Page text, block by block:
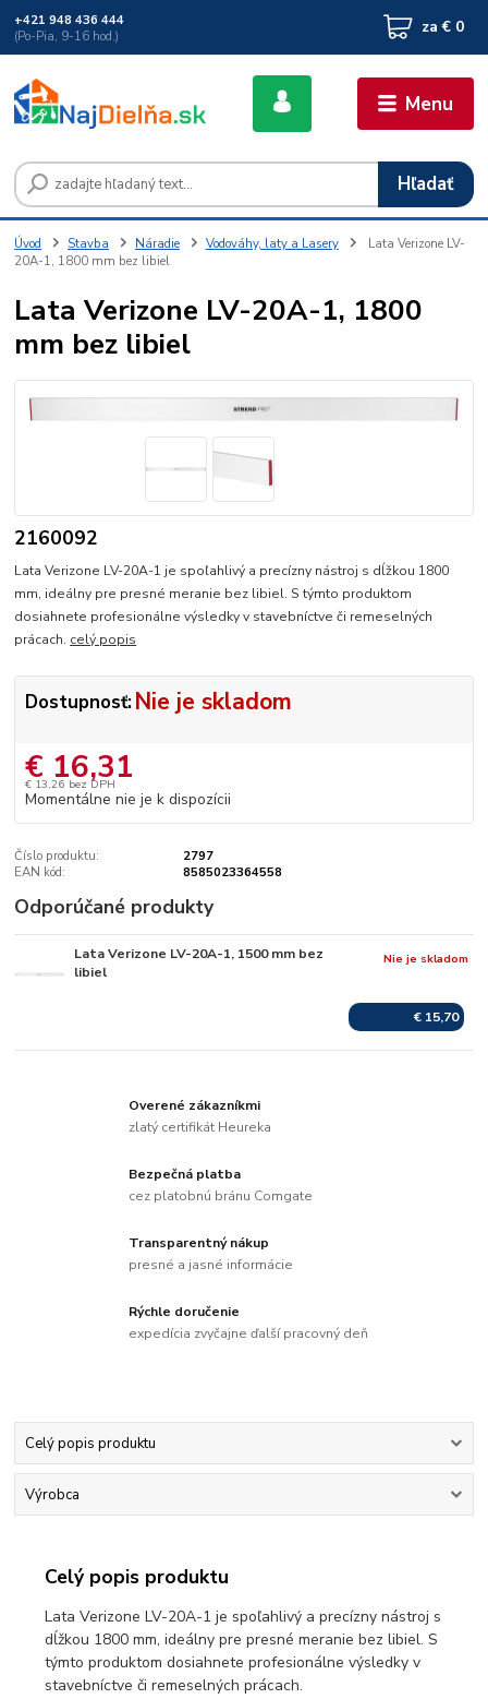
Menu
Hľadať
+421 948 436 444
(Po-Pia, 9-16 hod.)
za € 0
Úvod Stavba Náradie Vodováhy, laty a Lasery
Lata Verizone LV-
20A-1, 1800 mm bez libiel
Lata Verizone LV-20A-1, 1800
mm bez libiel
2160092
Lata Verizone LV-20A-1 je spoľahlivý a precízny nástroj s dĺžkou 1800
mm, ideálny pre presné meranie bez libiel. S týmto produktom
dosiahnete profesionálne výsledky v stavebníctve či remeselných
prácach. celý popis
Dostupnosť:Nie je skladom
€ 16,31
€ 13,26 bez DPH
Momentálne nie je k dispozícii
Číslo produktu:
2797
EAN kód:
8585023364558
Odporúčané produkty
Lata Verizone LV-20A-1, 1500 mm bez
libiel
€ 15,70
Nie je skladom
Overené zákazníkmi
zlatý certifikát Heureka
Bezpečná platba
cez platobnú bránu Comgate
Transparentný nákup
presné a jasné informácie
Rýchle doručenie
expedícia zvyčajne ďalší pracovný deň
Celý popis produktu
Výrobca
Celý popis produktu
Lata Verizone LV-20A-1 je spoľahlivý a precízny nástroj s
dĺžkou 1800 mm, ideálny pre presné meranie bez libiel. S
týmto produktom dosiahnete profesionálne výsledky v
stavebníctve či remeselných prácach.